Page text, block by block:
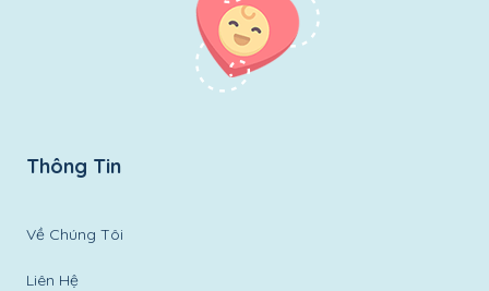
Thông Tin
Về Chúng Tôi
Liên Hệ